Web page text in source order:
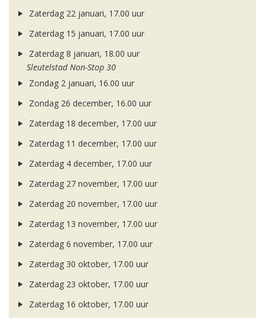
Zaterdag 22 januari, 17.00 uur
Zaterdag 15 januari, 17.00 uur
Zaterdag 8 januari, 18.00 uur
Sleutelstad Non-Stop 30
Zondag 2 januari, 16.00 uur
Zondag 26 december, 16.00 uur
Zaterdag 18 december, 17.00 uur
Zaterdag 11 december, 17.00 uur
Zaterdag 4 december, 17.00 uur
Zaterdag 27 november, 17.00 uur
Zaterdag 20 november, 17.00 uur
Zaterdag 13 november, 17.00 uur
Zaterdag 6 november, 17.00 uur
Zaterdag 30 oktober, 17.00 uur
Zaterdag 23 oktober, 17.00 uur
Zaterdag 16 oktober, 17.00 uur